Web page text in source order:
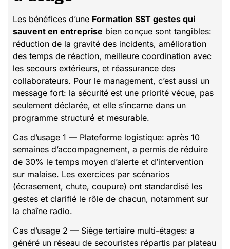
Les bénéfices d’une Formation SST gestes qui
sauvent en entreprise bien conçue sont tangibles:
réduction de la gravité des incidents, amélioration
des temps de réaction, meilleure coordination avec
les secours extérieurs, et réassurance des
collaborateurs. Pour le management, c’est aussi un
message fort: la sécurité est une priorité vécue, pas
seulement déclarée, et elle s’incarne dans un
programme structuré et mesurable.
Cas d’usage 1 — Plateforme logistique: après 10
semaines d’accompagnement, a permis de réduire
de 30% le temps moyen d’alerte et d’intervention
sur malaise. Les exercices par scénarios
(écrasement, chute, coupure) ont standardisé les
gestes et clarifié le rôle de chacun, notamment sur
la chaîne radio.
Cas d’usage 2 — Siège tertiaire multi-étages: a
généré un réseau de secouristes répartis par plateau